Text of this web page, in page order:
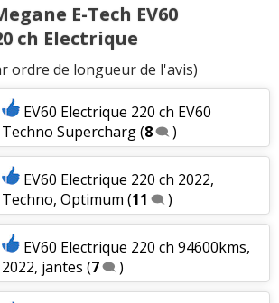
E-Tech EV60
ch Electrique
ordre de longueur de l'avis)
EV60 Electrique 220 ch EV60
Techno Supercharg(8 )
EV60 Electrique 220 ch 2022,
Techno, Optimum (11 )
EV60 Electrique 220 ch 94600kms,
2022, jantes (7 )